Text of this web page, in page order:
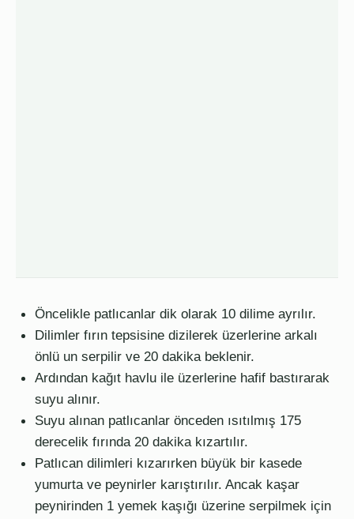
Öncelikle patlıcanlar dik olarak 10 dilime ayrılır.
Dilimler fırın tepsisine dizilerek üzerlerine arkalı
önlü un serpilir ve 20 dakika beklenir.
Ardından kağıt havlu ile üzerlerine hafif bastırarak
suyu alınır.
Suyu alınan patlıcanlar önceden ısıtılmış 175
derecelik fırında 20 dakika kızartılır.
Patlıcan dilimleri kızarırken büyük bir kasede
yumurta ve peynirler karıştırılır. Ancak kaşar
peynirinden 1 yemek kaşığı üzerine serpilmek için